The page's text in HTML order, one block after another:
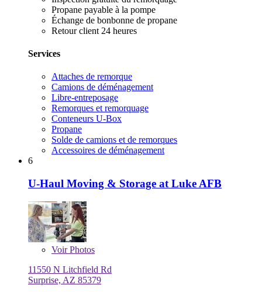
Propane payable à la pompe
Échange de bonbonne de propane
Retour client 24 heures
Services
Attaches de remorque
Camions de déménagement
Libre-entreposage
Remorques et remorquage
Conteneurs U-Box
Propane
Solde de camions et de remorques
Accessoires de déménagement
6
U-Haul Moving & Storage at Luke AFB
VoirPhotos
11550 N Litchfield Rd
Surprise, AZ 85379